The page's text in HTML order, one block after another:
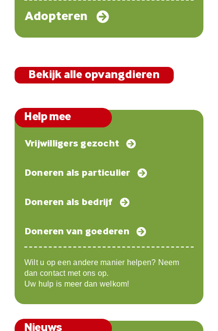
Adopteren
Bekijk alle opvangdieren
Help mee
Vrijwilligers gezocht
Doneren als particulier
Doneren als bedrijf
Doneren van goederen
Wilt u op een andere manier helpen? Neem
dan contact met ons op.
Uw hulp is meer dan welkom!
Nieuws